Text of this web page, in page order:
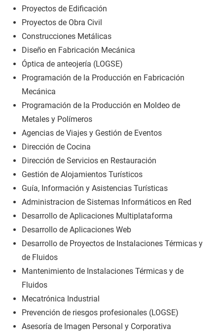
Proyectos de Edificación
Proyectos de Obra Civil
Construcciones Metálicas
Diseño en Fabricación Mecánica
Óptica de anteojería (LOGSE)
Programación de la Producción en Fabricación
Mecánica
Programación de la Producción en Moldeo de
Metales y Polímeros
Agencias de Viajes y Gestión de Eventos
Dirección de Cocina
Dirección de Servicios en Restauración
Gestión de Alojamientos Turísticos
Guía, Información y Asistencias Turísticas
Administracion de Sistemas Informáticos en Red
Desarrollo de Aplicaciones Multiplataforma
Desarrollo de Aplicaciones Web
Desarrollo de Proyectos de Instalaciones Térmicas y
de Fluidos
Mantenimiento de Instalaciones Térmicas y de
Fluidos
Mecatrónica Industrial
Prevención de riesgos profesionales (LOGSE)
Asesoría de Imagen Personal y Corporativa